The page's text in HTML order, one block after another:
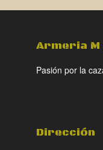
Armeria M
Pasión por la
Dirección